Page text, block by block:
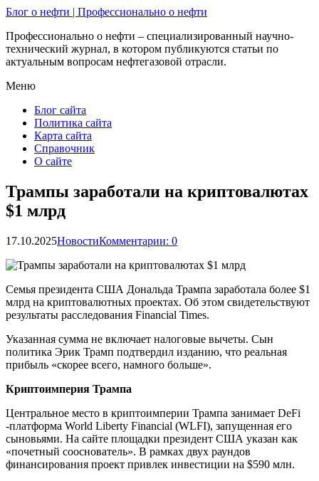
Блог о нефти | Профессионально о нефти
Профессионально о нефти – специализированный научно-
технический журнал, в котором публикуются статьи по
актуальным вопросам нефтегазовой отрасли.
Меню
Блог сайта
Политика сайта
Карта сайта
Справочник
О сайте
Трампы заработали на криптовалютах
$1 млрд
17.10.2025НовостиКомментарии: 0
Семья президента США Дональда Трампа заработала более $1
млрд на криптовалютных проектах. Об этом свидетельствуют
результаты расследования Financial Times.
Указанная сумма не включает налоговые вычеты. Сын
политика Эрик Трамп подтвердил изданию, что реальная
прибыль «скорее всего, намного больше».
Криптоимперия Трампа
Центральное место в криптоимперии Трампа занимает DeFi
-платформа World Liberty Financial (WLFI), запущенная его
сыновьями. На сайте площадки президент США указан как
«почетный сооснователь». В рамках двух раундов
финансирования проект привлек инвестиции на $590 млн.